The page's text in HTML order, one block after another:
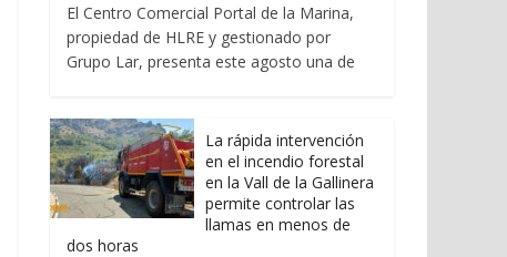
El Centro Comercial Portal de la Marina,
propiedad de HLRE y gestionado por
Grupo Lar, presenta este agosto una de
La rápida intervención
en el incendio forestal
en la Vall de la Gallinera
permite controlar las
llamas en menos de
dos horas